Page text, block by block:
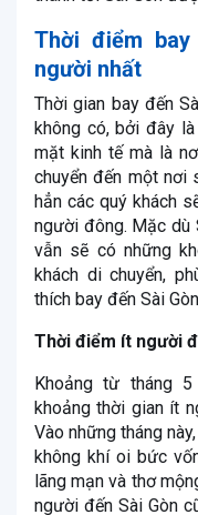
Thời điểm
người nhất
Thời gian bay đến
không có, bởi đây
mặt kinh tế mà là
chuyển đến một nơi
hẳn các quý khách
người đông. Mặc dù
vẫn sẽ có những
khách di chuyển,
thích bay đến Sài
Thời điểm ít người
Khoảng từ tháng
khoảng thời gian ít
Vào những tháng
không khí oi bức
lãng mạn và thơ
người đến Sài Gòn